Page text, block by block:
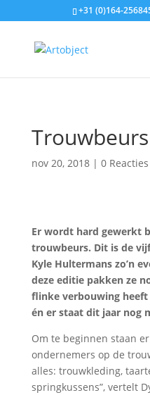
+31 (0)164-
nov 20, 2018| 0 Reacties
Er wordt hard gewerkt
trouwbeurs. Dit is de
Kyle Hultermans zo’n
deze editie pakken ze
flinke verbouwing
én er staat dit jaar nog
Om te beginnen staan
ondernemers op de
alles: trouwkleding,
springkussens”, vertelt